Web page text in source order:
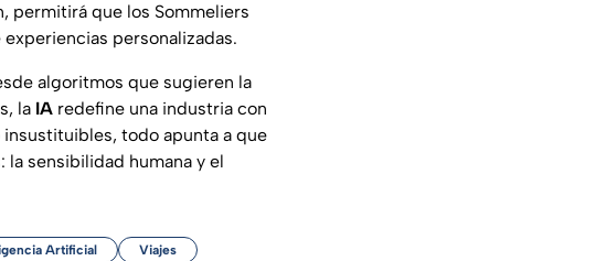
permitirá que los Sommeliers
personalizadas.
algoritmos que sugieren la
la IA redefine una industria con
todo apunta a que
la sensibilidad humana y el
Artificial Viajes